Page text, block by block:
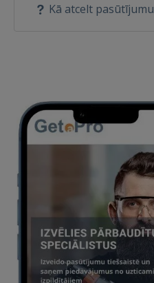
Kā atcelt pasūtījumu